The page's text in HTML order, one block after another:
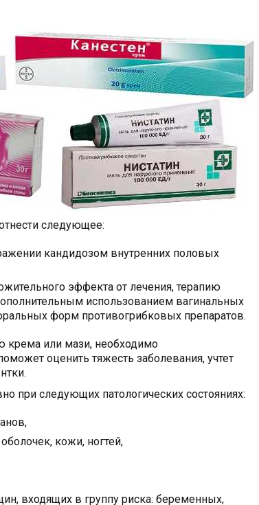
следующее:
кандидозом внутренних половых
эффекта от лечения, терапию
использованием вагинальных
форм противогрибковых препаратов.
или мази, необходимо
оценить тяжесть заболевания, учтет
при следующих патологических состояниях:
кожи, ногтей,
входящих в группу риска: беременных,